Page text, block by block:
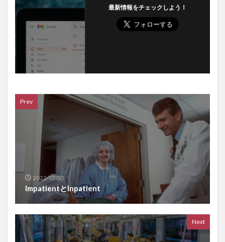
最新情報をチェックしよう！
Prev
2022/02/25
ImpatientとInpatient
Next